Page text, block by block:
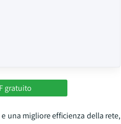
gratuito
una migliore efficienza della rete,